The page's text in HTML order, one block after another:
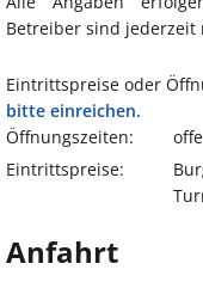
Betreiber sind jederzeit
Eintrittspreise oder
bitte einreichen.
Öffnungszeiten:
Eintrittspreise:
Anfahrt